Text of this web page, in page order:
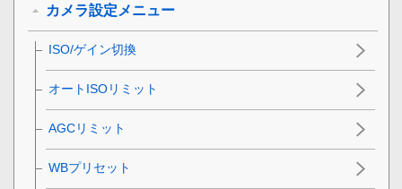
カメラ設定メニュー
ISO/ゲイン切換
オートISOリミット
AGCリミット
WBプリセット